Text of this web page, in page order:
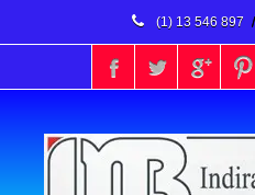
(1) 13 546 897 /